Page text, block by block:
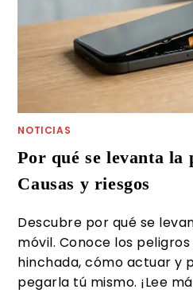
NOTICIAS
Por qué se levanta
Causas y riesgos
Descubre por qué se
móvil. Conoce los
hinchada, cómo actuar y
pegarla tú mismo. ¡Lee